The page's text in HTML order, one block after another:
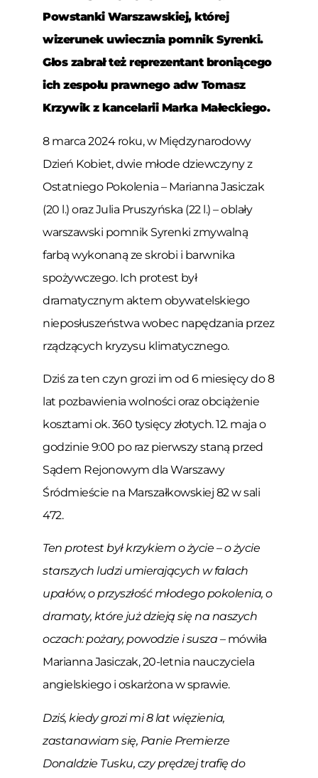
Powstanki Warszawskiej, której
wizerunek uwiecznia pomnik Syrenki.
Głos zabrał też reprezentant broniącego
ich zespołu prawnego adw Tomasz
Krzywik z kancelarii Marka Małeckiego.
8 marca 2024 roku, w Międzynarodowy
Dzień Kobiet, dwie młode dziewczyny z
Ostatniego Pokolenia – Marianna Jasiczak
(20 l.) oraz Julia Pruszyńska (22 l.) – oblały
warszawski pomnik Syrenki zmywalną
farbą wykonaną ze skrobi i barwnika
spożywczego. Ich protest był
dramatycznym aktem obywatelskiego
nieposłuszeństwa wobec napędzania przez
rządzących kryzysu klimatycznego.
Dziś za ten czyn grozi im od 6 miesięcy do 8
lat pozbawienia wolności oraz obciążenie
kosztami ok. 360 tysięcy złotych.12. maja o
godzinie 9:00 po raz pierwszy staną przed
Sądem Rejonowym dla Warszawy
Śródmieście na Marszałkowskiej 82 w sali
472.
Ten protest był krzykiem o życie – o życie
starszych ludzi umierających w falach
upałów, o przyszłość młodego pokolenia, o
dramaty, które już dzieją się na naszych
oczach: pożary, powodzie i susza – mówiła
Marianna Jasiczak, 20-letnia nauczyciela
angielskiego i oskarżona w sprawie.
Dziś, kiedy grozi mi 8 lat więzienia,
zastanawiam się, Panie Premierze
Donaldzie Tusku, czy prędzej trafię do